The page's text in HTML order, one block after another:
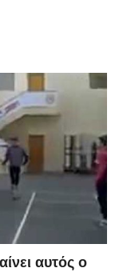
αυτός ο